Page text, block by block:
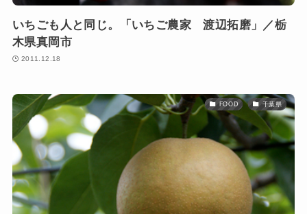
いちごも人と同じ。「いちご農家 渡辺拓磨」／栃
木県真岡市
2011.12.18
FOOD 千葉県